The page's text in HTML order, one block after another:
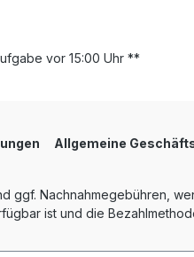
vor 15:00 Uhr **
Allgemeine
ggf. Nachnahmegebühren,
ist und die